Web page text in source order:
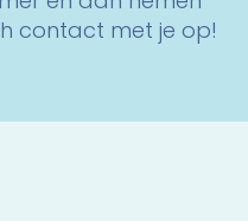
contact met je op!